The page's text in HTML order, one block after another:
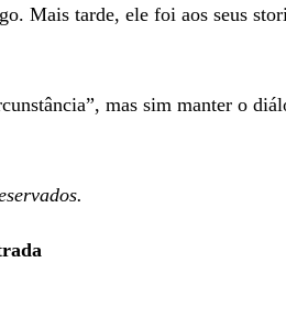
Mais tarde, ele foi aos seus
mas sim manter o